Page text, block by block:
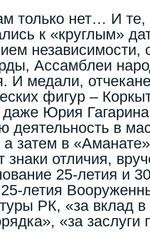
только нет… И те,
к «круглым»
Ассамблеи
И медали,
фигур –
Юрия
деятельность в
а затем в
знаки отличия,
25-летия и
летия
РК, «за вклад
«за